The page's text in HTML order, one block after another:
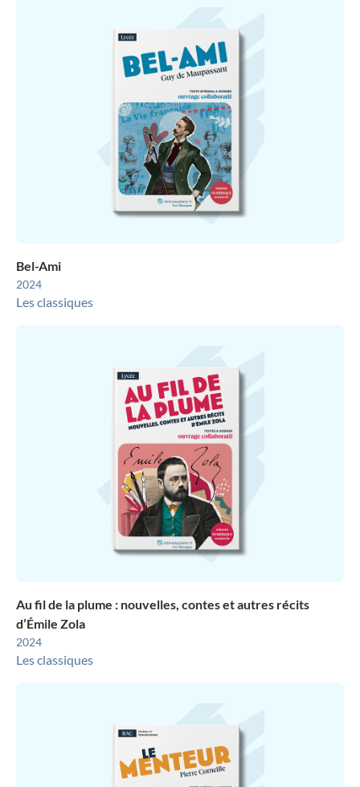
Bel-Ami
2024
Les classiques
Au fil de la plume : nouvelles, contes et autres récits
d’Émile Zola
2024
Les classiques